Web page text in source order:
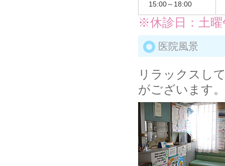
15:00～18:00
※休診日：土曜
医院風景
リラックスし
がございます。